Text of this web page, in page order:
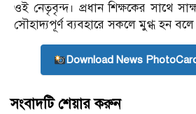
ওই নেতৃবৃন্দ। প্রধান শিক্ষকের সাথে
সৌহাদ্যপূর্ণ ব্যবহারে সকলে মুগ্ধ হন বলে
Download News
সংবাদটি শেয়ার করুন